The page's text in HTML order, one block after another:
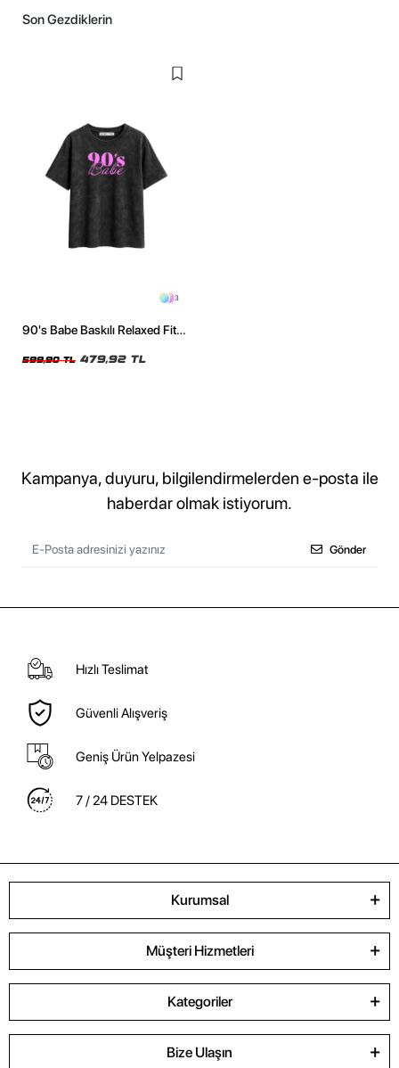
Son Gezdiklerin
3
90's Babe Baskılı Relaxed Fit
599,90 TL 479,92 TL
Kampanya, duyuru, bilgilendirmelerden e-posta ile
haberdar olmak istiyorum.
Gönder
Hızlı Teslimat
Güvenli Alışveriş
Geniş Ürün Yelpazesi
7 / 24 DESTEK
Kurumsal
Müşteri Hizmetleri
Kategoriler
Bize Ulaşın